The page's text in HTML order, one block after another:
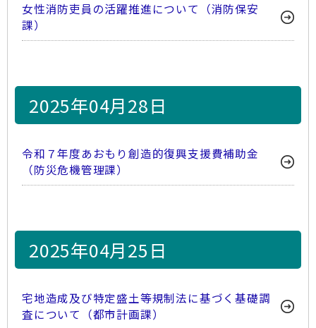
女性消防吏員の活躍推進について（消防保安
課）
2025年04月28日
令和７年度あおもり創造的復興支援費補助金
（防災危機管理課）
2025年04月25日
宅地造成及び特定盛土等規制法に基づく基礎調
査について（都市計画課）